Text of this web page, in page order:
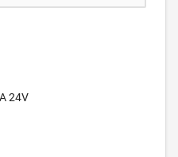
24V